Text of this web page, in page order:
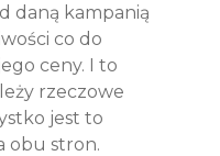
daną kampanią
co do
ceny. I to
rzeczowe
jest to
obu stron.